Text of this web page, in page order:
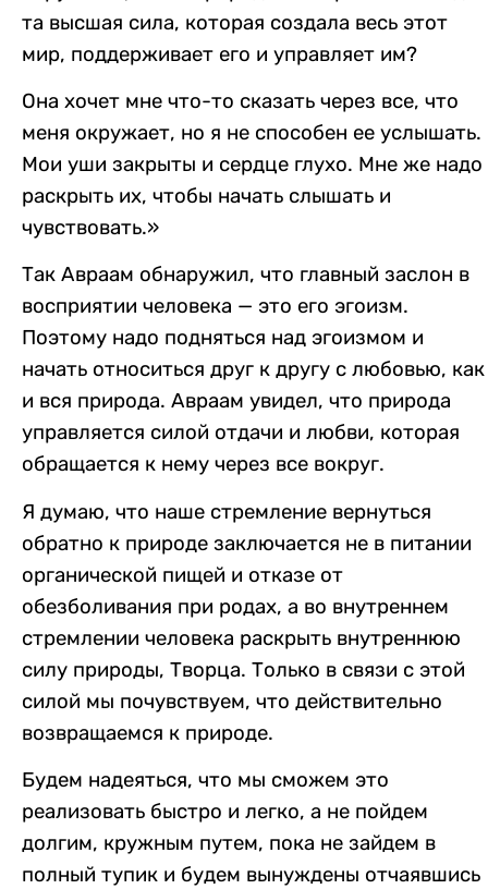
та высшая сила, которая создала весь этот
мир, поддерживает его и управляет им?
Она хочет мне что-то сказать через все, что
меня окружает, но я не способен ее услышать.
Мои уши закрыты и сердце глухо. Мне же надо
раскрыть их, чтобы начать слышать и
чувствовать.»
Так Авраам обнаружил, что главный заслон в
восприятии человека — это его эгоизм.
Поэтому надо подняться над эгоизмом и
начать относиться друг к другу с любовью, как
и вся природа. Авраам увидел, что природа
управляется силой отдачи и любви, которая
обращается к нему через все вокруг.
Я думаю, что наше стремление вернуться
обратно к природе заключается не в питании
органической пищей и отказе от
обезболивания при родах, а во внутреннем
стремлении человека раскрыть внутреннюю
силу природы, Творца. Только в связи с этой
силой мы почувствуем, что действительно
возвращаемся к природе.
Будем надеяться, что мы сможем это
реализовать быстро и легко, а не пойдем
долгим, кружным путем, пока не зайдем в
полный тупик и будем вынуждены отчаявшись